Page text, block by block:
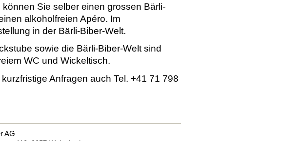
Sie selber einen grossen Bärli-
alkoholfreien Apéro. Im
in der Bärli-Biber-Welt.
sowie die Bärli-Biber-Welt sind
WC und Wickeltisch.
kurzfristige Anfragen auch Tel. +41 71 798
AG